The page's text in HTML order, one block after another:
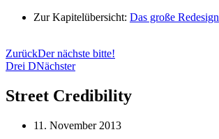
Zur Kapitelübersicht: Das große Redesign
ZurückDer nächste bitte!
Drei DNächster
Street Credibility
11. November 2013